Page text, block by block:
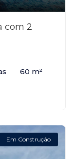
com 2
60 m²
Em Construção